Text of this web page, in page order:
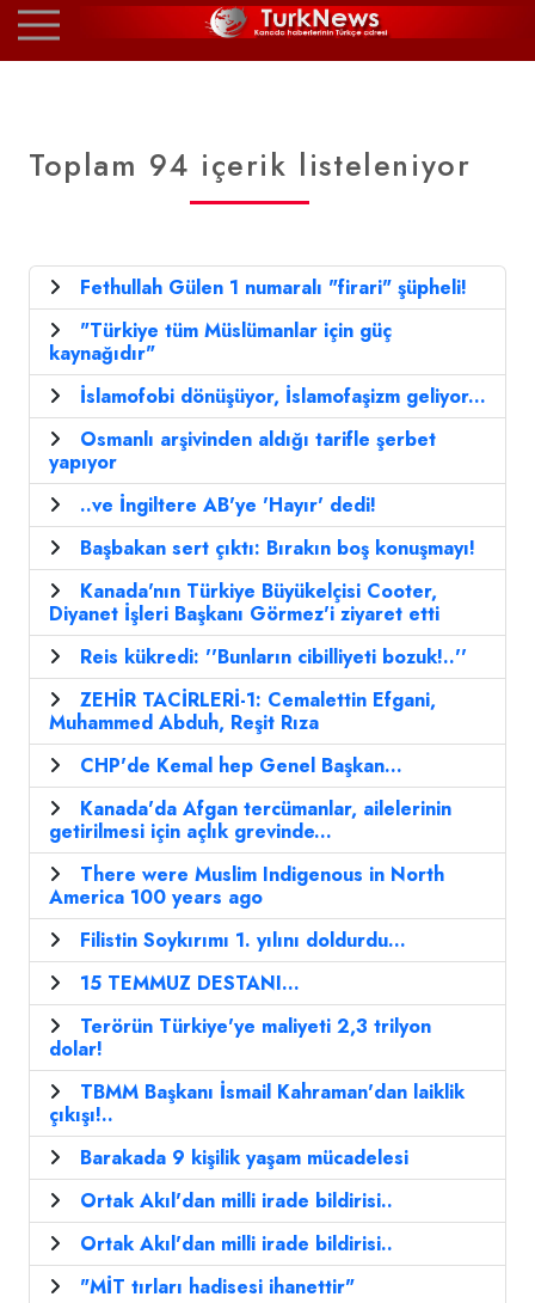
Toplam 94 içerik listeleniyor
Fethullah Gülen 1 numaralı "firari" şüpheli!
"Türkiye tüm Müslümanlar için güç
kaynağıdır"
İslamofobi dönüşüyor, İslamofaşizm geliyor...
Osmanlı arşivinden aldığı tarifle şerbet
yapıyor
..ve İngiltere AB'ye 'Hayır' dedi!
Başbakan sert çıktı: Bırakın boş konuşmayı!
Kanada'nın Türkiye Büyükelçisi Cooter,
Diyanet İşleri Başkanı Görmez'i ziyaret etti
Reis kükredi: ''Bunların cibilliyeti bozuk!..''
ZEHİR TACİRLERİ-1: Cemalettin Efgani,
Muhammed Abduh, Reşit Rıza
CHP'de Kemal hep Genel Başkan...
Kanada'da Afgan tercümanlar, ailelerinin
getirilmesi için açlık grevinde...
There were Muslim Indigenous in North
America 100 years ago
Filistin Soykırımı 1. yılını doldurdu...
15 TEMMUZ DESTANI...
Terörün Türkiye'ye maliyeti 2,3 trilyon
dolar!
TBMM Başkanı İsmail Kahraman'dan laiklik
çıkışı!..
Barakada 9 kişilik yaşam mücadelesi
Ortak Akıl'dan milli irade bildirisi..
Ortak Akıl'dan milli irade bildirisi..
"MİT tırları hadisesi ihanettir"